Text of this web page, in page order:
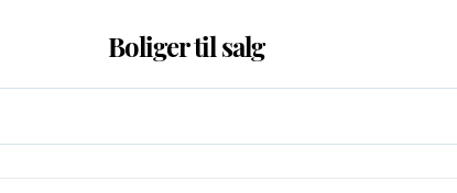
Boliger til salg